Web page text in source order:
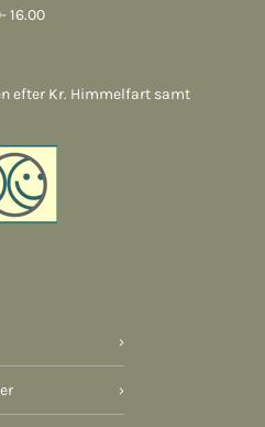
16.00
efter Kr. Himmelfart samt
›
›